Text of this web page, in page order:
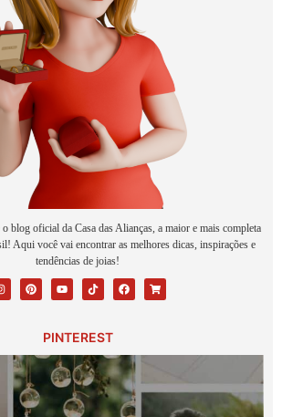
blog oficial da Casa das Alianças, a maior e mais completa
Aqui você vai encontrar as melhores dicas, inspirações e
tendências de joias!
PINTEREST